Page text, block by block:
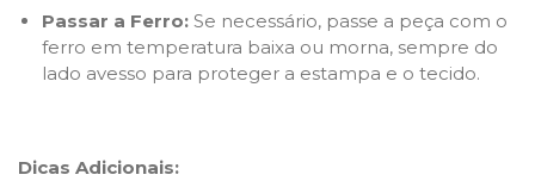
Passar a Ferro: Se necessário, passe a peça com o
ferro em temperatura baixa ou morna, sempre do
lado avesso para proteger a estampa e o tecido.
Dicas Adicionais: